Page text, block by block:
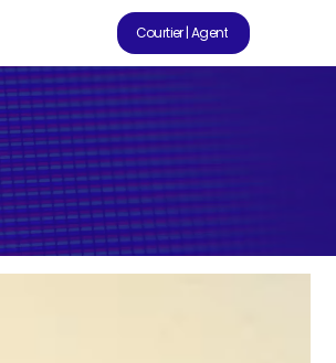
Courtier | Agent